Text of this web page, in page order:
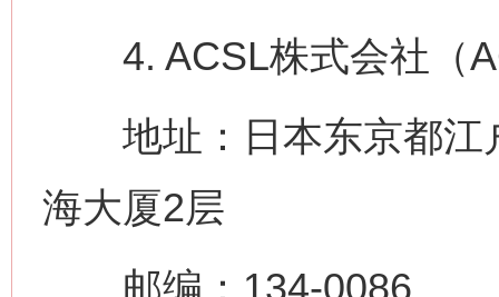
4. ACSL株式会社（
地址：日本东京都江
海大厦2层
邮编：134-0086